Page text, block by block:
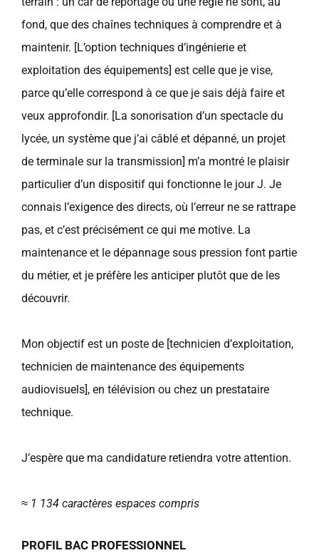
fond, que des chaînes techniques à comprendre et à
maintenir. [L’option techniques d’ingénierie et
exploitation des équipements] est celle que je vise,
parce qu’elle correspond à ce que je sais déjà faire et
veux approfondir. [La sonorisation d’un spectacle du
lycée, un système que j’ai câblé et dépanné, un projet
de terminale sur la transmission] m’a montré le plaisir
particulier d’un dispositif qui fonctionne le jour J. Je
connais l’exigence des directs, où l’erreur ne se rattrape
pas, et c’est précisément ce qui me motive. La
maintenance et le dépannage sous pression font partie
du métier, et je préfère les anticiper plutôt que de les
découvrir.
Mon objectif est un poste de [technicien d’exploitation,
technicien de maintenance des équipements
audiovisuels], en télévision ou chez un prestataire
technique.
J’espère que ma candidature retiendra votre attention.
≈ 1 134 caractères espaces compris
PROFIL BAC PROFESSIONNEL